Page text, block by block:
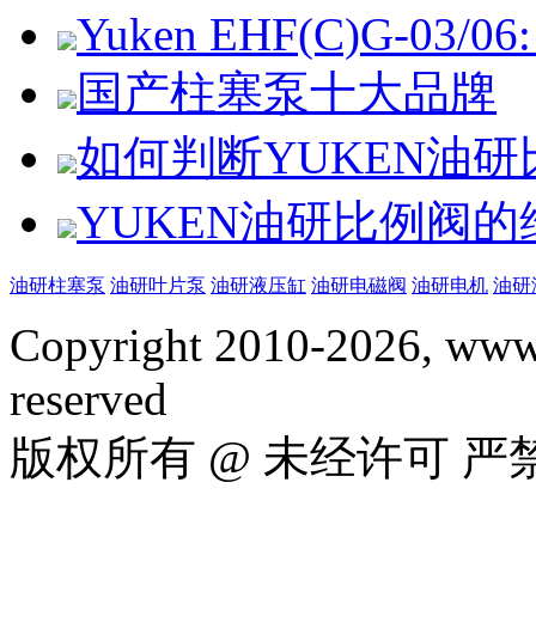
Yuken EHF(C)G-03/
国产柱塞泵十大品牌
如何判断YUKEN油
YUKEN油研比例阀的
油研柱塞泵 油研叶片泵 油研液压缸 油研电磁阀 油研电机 油研
Copyright 2010-2026,
reserved
版权所有 @ 未经许可 严